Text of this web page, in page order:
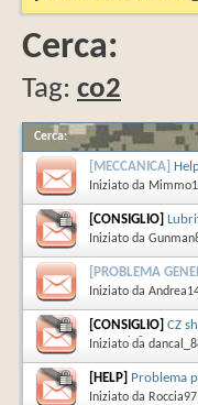
Cerca:
Tag: co2
Cerca:
[MECCANICA]
Iniziato da
[CONSIGLIO]
Iniziato da
[PROBLEMA
Iniziato da
[CONSIGLIO] CZ
upgrade?
Iniziato da
[HELP] Problema
Iniziato da Roccia97